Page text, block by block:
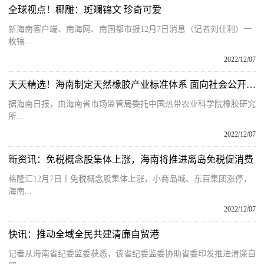
全球视点！椰雕：斑斓锦文 珍奇可爱
新海南客户端、南海网、南国都市报12月7日消息（记者刘仕利）一
枚镶...
2022/12/07
天天精选！海南制定天然橡胶产业标准体系 面向社会公开征求意见
据海南日报，由海南省市场监管局委托中国热带农业科学院橡胶研究
所...
2022/12/07
新资讯：免税概念股集体上涨，海南将推进离岛免税促消费
格隆汇12月7日丨免税概念股集体上涨，小商品城、东百集团涨停，
海南...
2022/12/07
快讯：推动全域全民共建清廉自贸港
记者从海南省纪委监委获悉，该省纪委监委协助省委印发推进清廉自